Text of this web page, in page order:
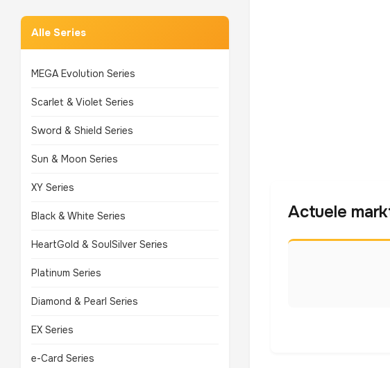
Alle Series
MEGA Evolution Series
Scarlet & Violet Series
Sword & Shield Series
Sun & Moon Series
XY Series
Black & White Series
HeartGold & SoulSilver Series
Platinum Series
Diamond & Pearl Series
EX Series
e-Card Series
Actuele